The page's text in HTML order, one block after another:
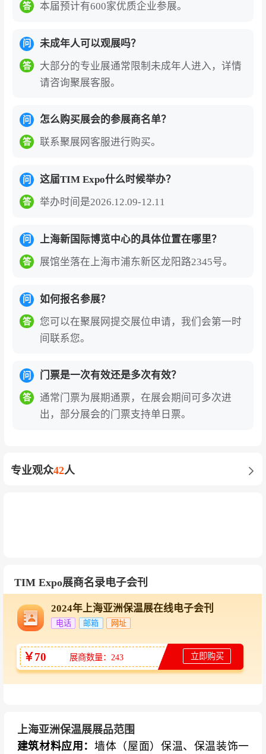
与驻华大使、商务参赞、国际专业协会合作，为
对于中国企业的独特价值——链接全球绝热材料
市场的战略引擎：展会同期举办多场高规格行业
论坛，包括“上海国际低碳与绝热节能论坛”“上海
术应用论坛”等，中国绝热节能材料协会常务副会
长兼秘书长韩继先、南京工业大学教授沈晓冬等
动，持续发布来自巴基斯坦、德国、卡塔尔、美
国、尼日利亚、泰国、加拿大、南非等国的采购
需求，为中国企业拓展海外市场提供直接通道。
技术创新与行业趋势的前沿阵地：展会上，建筑
空绝热板、冷库构造智能温控系统等创新技术成
品牌为核心，展出冷库构造系统、光伏屋面板组
件（实现BIPV）、四面企口板等创新产品，产品
通过国家级节能认证及国际FM资质认证。展品结
业向低碳化、智能化转型。
高端论坛与行业资源的深度链接：展会同期举办2
0余场高峰论坛和技术研讨会，涵盖保温材料与系
温设计、既有建筑节能改造等核心议题。邀请中
中心举办，地处长三角核心区域，是中国保温绝
热材料产业最发达的产业集群所在地。依托上海
作为国际商贸中心的战略地位，TIM Expo为参展
商提供了对接亚太及全球市场的战略平台。
知名展商
源、山东圣泉、成都瀚江、华能耐火、东方雨
虹、纪兴源、山由蒂邦、河北胜为、卓赢机械、
答 本届预计有600家优质企业参展。
问 未成年人可以观展吗？
答
大部分的专业展通常限制未成年人进入，详情
请咨询聚展客服。
问 怎么购买展会的参展商名单？
答 联系聚展网客服进行购买。
问 这届TIM Expo什么时候举办？
答 举办时间是2026.12.09-12.11
问 上海新国际博览中心的具体位置在哪里？
答 展馆坐落在上海市浦东新区龙阳路2345号。
问 如何报名参展？
答
您可以在聚展网提交展位申请，我们会第一时
间联系您。
问 门票是一次有效还是多次有效？
答
通常门票为展期通票，在展会期间可多次进
出，部分展会的门票支持单日票。
专业观众42人
TIM Expo展商名录电子会刊
2024年上海亚洲保温展在线电子会刊
电话 邮箱 网址
￥70 展商数量：243 立即购买
上海亚洲保温展展品范围
建筑材料应用：墙体（屋面）保温、保温装饰一